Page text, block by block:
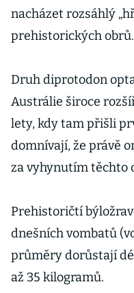
nacházet rozsáhlý
prehistorických obrů.
Druh diprotodon
Austrálie široce
lety, kdy tam přišli
domnívají, že právě
za vyhynutím těchto
Prehistoričtí
dnešních vombatů
průměry dorůstají
až 35 kilogramů.